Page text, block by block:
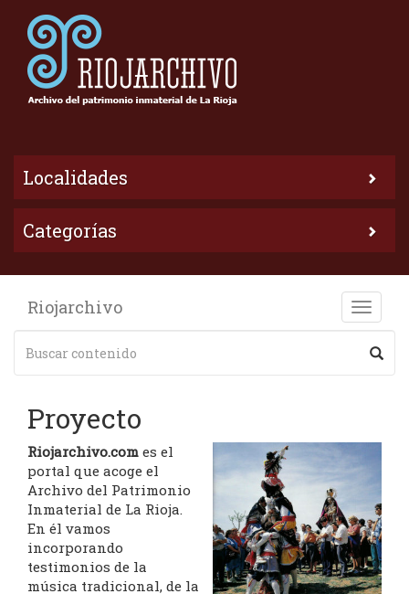
Localidades
Categorías
Toggle
Riojarchivo
Proyecto
Riojarchivo.com es el
portal que acoge el
Archivo del Patrimonio
Inmaterial de La Rioja.
En él vamos
incorporando
testimonios de la
música tradicional, de la